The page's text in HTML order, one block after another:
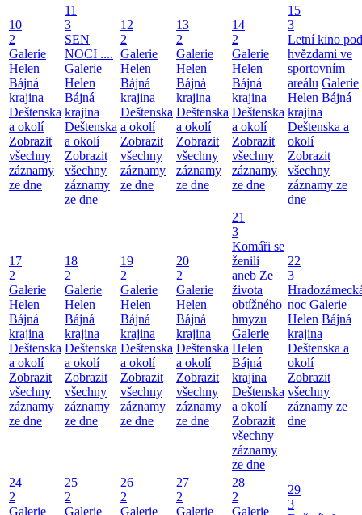
10
2
Galerie
Helen
Bájná
krajina
Deštenska
a okolí
Zobrazit
všechny
záznamy
ze dne
11
3
SEN
NOCI ....
Galerie
Helen
Bájná
krajina
Deštenska
a okolí
Zobrazit
všechny
záznamy
ze dne
12
2
Galerie
Helen
Bájná
krajina
Deštenska
a okolí
Zobrazit
všechny
záznamy
ze dne
13
2
Galerie
Helen
Bájná
krajina
Deštenska
a okolí
Zobrazit
všechny
záznamy
ze dne
14
2
Galerie
Helen
Bájná
krajina
Deštenska
a okolí
Zobrazit
všechny
záznamy
ze dne
15
3
Letní kino pod
hvězdami ve
sportovním
areálu Galerie
Helen Bájná
krajina
Deštenska a
okolí
Zobrazit
všechny
záznamy ze
dne
17
2
Galerie
Helen
Bájná
krajina
Deštenska
a okolí
Zobrazit
všechny
záznamy
ze dne
18
2
Galerie
Helen
Bájná
krajina
Deštenska
a okolí
Zobrazit
všechny
záznamy
ze dne
19
2
Galerie
Helen
Bájná
krajina
Deštenska
a okolí
Zobrazit
všechny
záznamy
ze dne
20
2
Galerie
Helen
Bájná
krajina
Deštenska
a okolí
Zobrazit
všechny
záznamy
ze dne
21
3
Komáři se
ženili
aneb Ze
života
obtížného
hmyzu
Galerie
Helen
Bájná
krajina
Deštenska
a okolí
Zobrazit
všechny
záznamy
ze dne
22
3
noc Galerie
Helen Bájná
krajina
Deštenska a
okolí
Zobrazit
všechny
záznamy ze
dne
24
2
Galerie
25
2
Galerie
26
2
Galerie
27
2
Galerie
28
2
Galerie
29
3